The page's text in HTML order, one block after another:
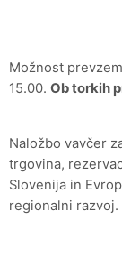
Možnost
15.00. Ob torkih
Naložbo vavčer
trgovina,
Slovenija in
regionalni razvoj.